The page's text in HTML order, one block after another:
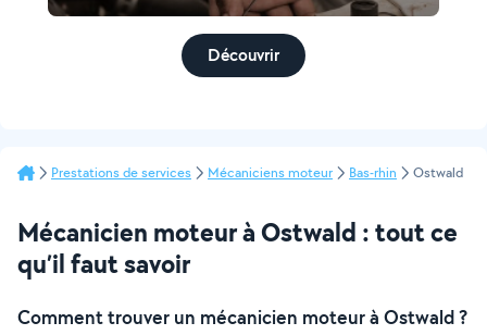
Découvrir
Prestations de services Mécaniciens moteur Bas-rhin Ostwald
Mécanicien moteur à Ostwald : tout ce
qu’il faut savoir
Comment trouver un mécanicien moteur à Ostwald ?